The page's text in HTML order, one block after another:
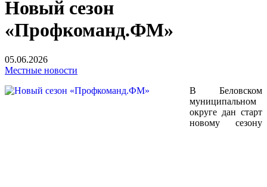
Новый сезон
«Профкоманд.ФМ»
05.06.2026
Местные новости
В Беловском
муниципальном
округе дан старт
новому сезону